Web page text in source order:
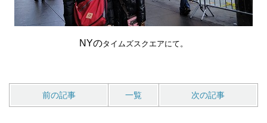
NYのタイムズスクエアにて。
前の記事 一覧 次の記事